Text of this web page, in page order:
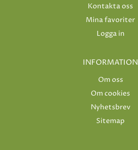
Kontakta oss
Mina favoriter
Logga in
INFORMATION
Om oss
Om cookies
Nyhetsbrev
Sitemap